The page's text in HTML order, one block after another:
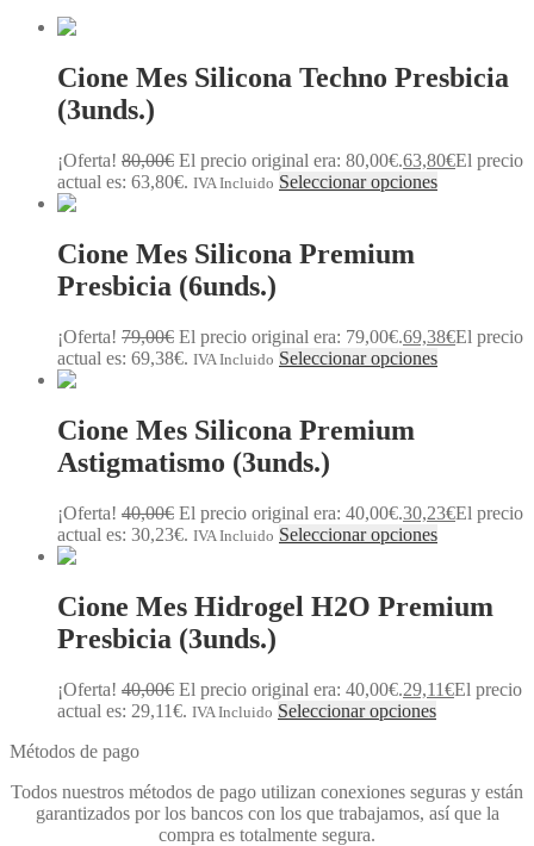
Cione Mes Silicona Techno Presbicia
(3unds.)
¡Oferta! 80,00€ El precio original era: 80,00€.63,80€El precio
actual es: 63,80€. IVA Incluido Seleccionar opciones
Cione Mes Silicona Premium
Presbicia (6unds.)
¡Oferta! 79,00€ El precio original era: 79,00€.69,38€El precio
actual es: 69,38€. IVA Incluido Seleccionar opciones
Cione Mes Silicona Premium
Astigmatismo (3unds.)
¡Oferta! 40,00€ El precio original era: 40,00€.30,23€El precio
actual es: 30,23€. IVA Incluido Seleccionar opciones
Cione Mes Hidrogel H2O Premium
Presbicia (3unds.)
¡Oferta! 40,00€ El precio original era: 40,00€.29,11€El precio
actual es: 29,11€. IVA Incluido Seleccionar opciones
Métodos de pago
Todos nuestros métodos de pago utilizan conexiones seguras y están
garantizados por los bancos con los que trabajamos, así que la
compra es totalmente segura.